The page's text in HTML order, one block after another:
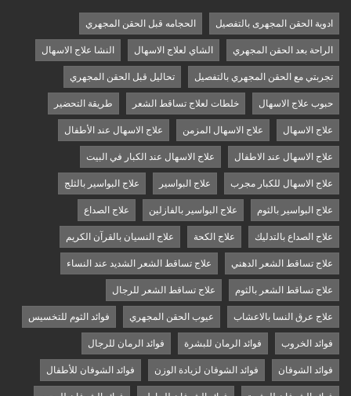
ادوية الحقن المجهرى بالتفصيل الحجامه قبل الحقن المجهري
الراحة بعد الحقن المجهري الشاي لعلاج الاسهال النشا علاج الاسهال
تجربتي مع الحقن المجهري بالتفصيل تحاليل قبل الحقن المجهري
حبوب علاج الاسهال خلطات لعلاج تساقط الشعر طريقة التحضير
علاج الاسهال علاج الاسهال المزمن علاج الاسهال عند الأطفال
علاج الاسهال عند الاطفال علاج الاسهال عند الكبار في البيت
علاج الاسهال للكبار مجرب علاج البواسير علاج البواسير بالثلج
علاج البواسير بالثوم علاج البواسير بالفازلين علاج الصداع
علاج الصداع بالتدليك علاج الكحة علاج النسيان بالقرآن الكريم
علاج تساقط الشعر الدهني علاج تساقط الشعر الشديد عند النساء
علاج تساقط الشعر بالثوم علاج تساقط الشعر للرجال
علاج عرق النسا بالاعشاب عيوب الحقن المجهري فوائد الثوم للتخسيس
فوائد الخروب فوائد الرمان للبشرة فوائد الرمان للرجال
فوائد الشوفان فوائد الشوفان لزيادة الوزن فوائد الشوفان للأطفال